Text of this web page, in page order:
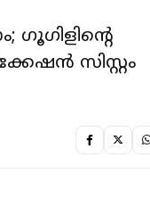
ഗൂഗിളിന്റെ
സിസ്റ്റം